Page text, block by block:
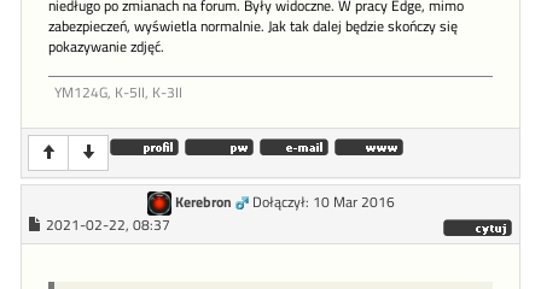
niedługo po zmianach na forum. Były widoczne. W pracy Edge, mimo
zabezpieczeń, wyświetla normalnie. Jak tak dalej będzie skończy się
pokazywanie zdjęć.
YM124G, K-5II, K-3II
Kerebron
Dołączył: 10 Mar 2016
2021-02-22, 08:37